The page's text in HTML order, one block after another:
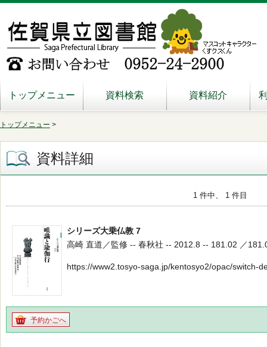
トップメニュー 資料検索 資料紹介
トップメニュー >
資料詳細
1 件中、 1 件目
シリーズ大乗仏教 7
高崎 直道／監修 -- 春秋社 -- 2012.8 -- 181.02 ／
https://www2.tosyo-saga.jp/kentosyo2/opac/switch-
予約かごへ